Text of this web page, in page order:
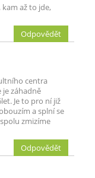
až to jde,
Odpovědět
centra
je záhadně
Je to pro ní již
a splní se
zmizíme
Odpovědět